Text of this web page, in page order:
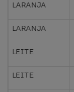
LARANJA
LARANJA
LEITE
LEITE